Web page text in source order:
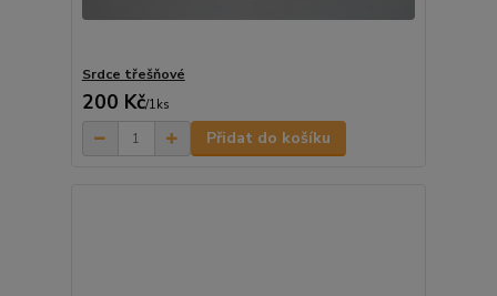
Srdce třešňové
200 Kč/1ks
Přidat do košíku